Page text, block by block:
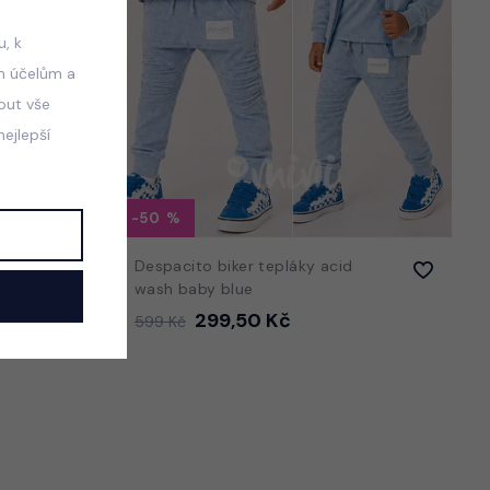
-50
Despacito biker tepláky acid
wash baby blue
599 Kč 299,50 Kč
k
účelům a
vše